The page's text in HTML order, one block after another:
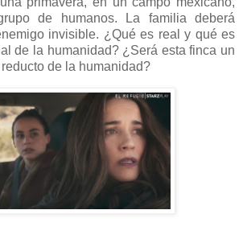
de humanos. La familia deberá
invisible. ¿Qué es real y qué es
de la humanidad? ¿Será esta finca un
de la humanidad?